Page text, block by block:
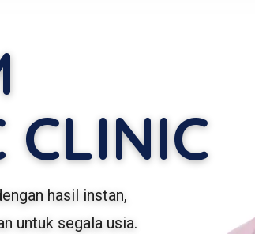
CLINIC
hasil instan,
untuk segala usia.